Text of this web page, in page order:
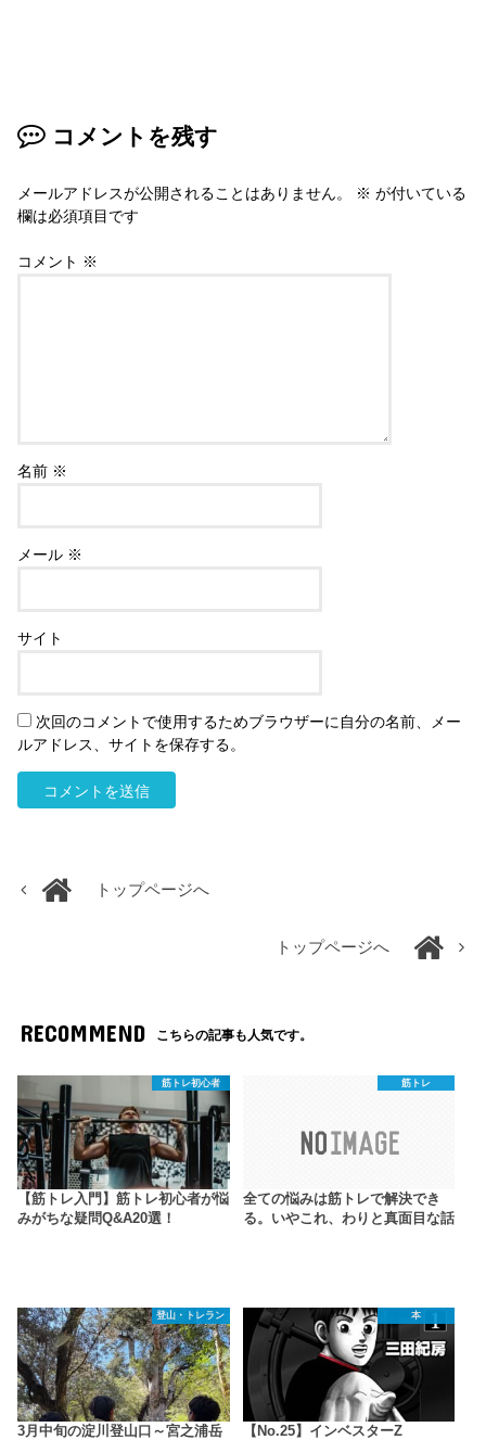
コメントを残す
メールアドレスが公開されることはありません。 ※ が付いている
欄は必須項目です
コメント ※
名前 ※
メール ※
サイト
次回のコメントで使用するためブラウザーに自分の名前、メー
ルアドレス、サイトを保存する。
トップページへ
トップページへ
RECOMMEND こちらの記事も人気です。
筋トレ初心者
【筋トレ入門】筋トレ初心者が悩
みがちな疑問Q&A20選！
筋トレ
全ての悩みは筋トレで解決でき
る。いやこれ、わりと真面目な話
登山・トレラン
3月中旬の淀川登山口～宮之浦岳
本
【No.25】インベスターZ